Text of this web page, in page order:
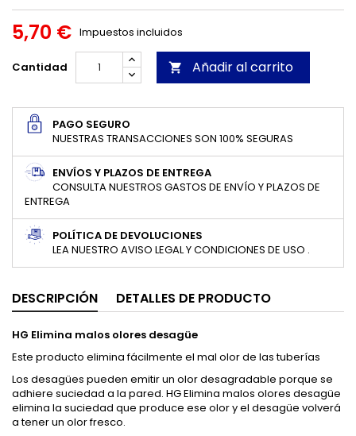
5,70 € Impuestos incluidos
Cantidad  Añadir al carrito
PAGO SEGURO
NUESTRAS TRANSACCIONES SON 100% SEGURAS
ENVÍOS Y PLAZOS DE ENTREGA
CONSULTA NUESTROS GASTOS DE ENVÍO Y PLAZOS DE
ENTREGA
POLÍTICA DE DEVOLUCIONES
LEA NUESTRO AVISO LEGAL Y CONDICIONES DE USO .
DESCRIPCIÓN DETALLES DE PRODUCTO
HG Elimina malos olores desagüe
Este producto elimina fácilmente el mal olor de las tuberías
Los desagües pueden emitir un olor desagradable porque se
adhiere suciedad a la pared. HG Elimina malos olores desagüe
elimina la suciedad que produce ese olor y el desagüe volverá
a tener un olor fresco.